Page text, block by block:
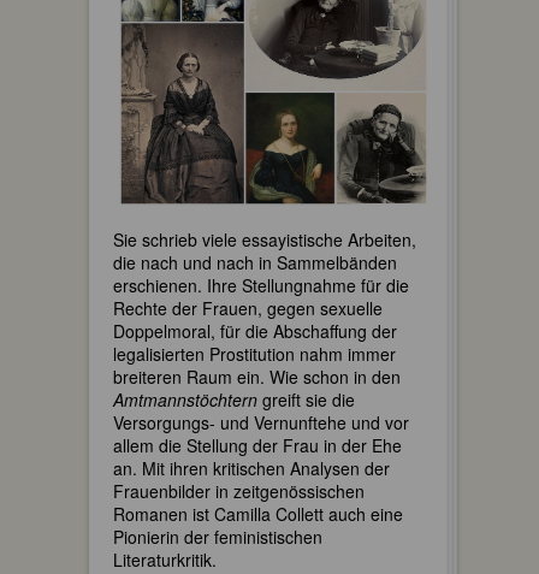
Sie schrieb viele essayistische Arbeiten,
die nach und nach in Sammelbänden
erschienen. Ihre Stellungnahme für die
Rechte der Frauen, gegen sexuelle
Doppelmoral, für die Abschaffung der
legalisierten Prostitution nahm immer
breiteren Raum ein. Wie schon in den
Amtmannstöchtern greift sie die
Versorgungs- und Vernunftehe und vor
allem die Stellung der Frau in der Ehe
an. Mit ihren kritischen Analysen der
Frauenbilder in zeitgenössischen
Romanen ist Camilla Collett auch eine
Pionierin der feministischen
Literaturkritik.